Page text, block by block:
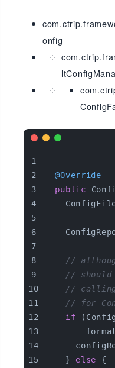
onfig
@Override
public
//
// should
// calling
// for
if
    }
else {